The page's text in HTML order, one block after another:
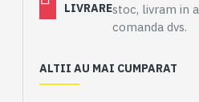
LIVRAREstoc, livram in
comanda dvs.
ALTII AU MAI CUMPARAT